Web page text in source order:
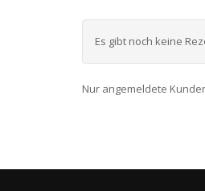
Es gibt noch keine
Nur angemeldete